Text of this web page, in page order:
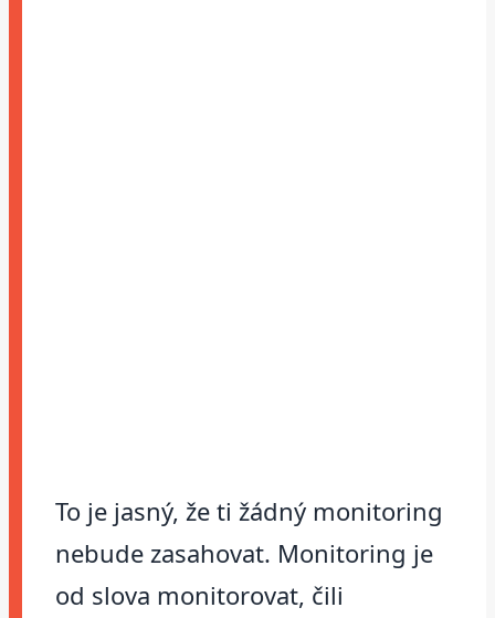
To je jasný, že ti žádný monitoring
nebude zasahovat. Monitoring je
od slova monitorovat, čili